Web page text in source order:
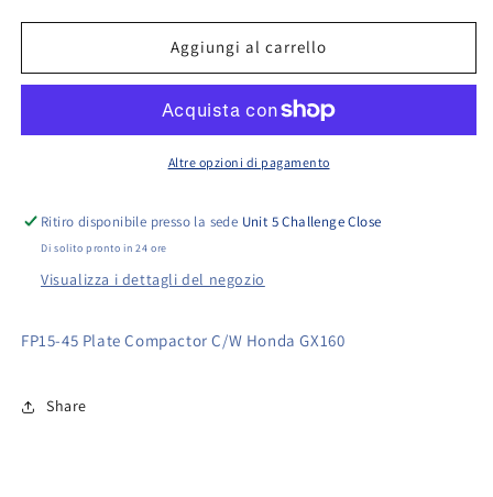
per
45
C/W
per
FP15-
45
Compactor
C/W
Honda
Aggiungi al carrello
Altre opzioni di pagamento
Ritiro disponibile presso la sede Unit 5 Challenge Close
Di solito pronto in 24 ore
Visualizza i dettagli del negozio
FP15-45 Plate Compactor C/W Honda GX160
Share